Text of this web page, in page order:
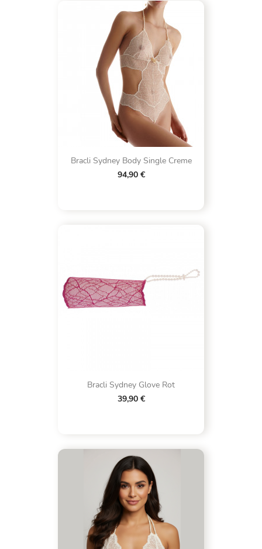
Bracli Sydney Body Single Creme
94,90 €
Bracli Sydney Glove Rot
39,90 €